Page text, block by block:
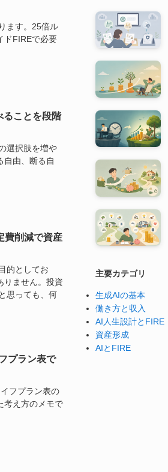
ます。25倍ル
ドFIREで必要
ることを段階
選択肢を増や
自由、断る自
費削減で資産
的としてお
りません。投資
思っても、何
プラン表で
フプラン表の
考え方のメモで
主要カテゴリ
生成AIの基本
働き方と収入
AI人生設計とFIRE
資産形成
AIとFIRE